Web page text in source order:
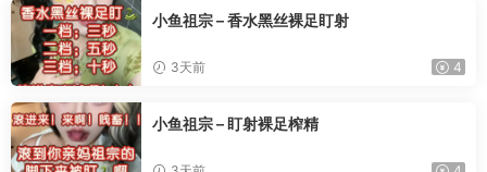
小鱼祖宗 – 香水黑丝裸足盯射
3天前 4
小鱼祖宗 – 盯射裸足榨精